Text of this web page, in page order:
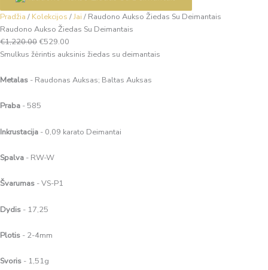
Pradžia / Kolekcijos /Jai / Raudono Aukso Žiedas Su Deimantais
Raudono Aukso Žiedas Su Deimantais
€1,220.00€529.00
Smulkus žėrintis auksinis žiedas su deimantais
Metalas - Raudonas Auksas; Baltas Auksas
Praba - 585
Inkrustacija - 0,09 karato Deimantai
Spalva - RW-W
Švarumas - VS-P1
Dydis - 17,25
Plotis - 2-4mm
Svoris - 1,51g